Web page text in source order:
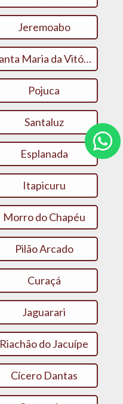
Jeremoabo
Santa Maria da Vitória
Pojuca
Santaluz
Esplanada
Itapicuru
Morro do Chapéu
Pilão Arcado
Curaçá
Jaguarari
Riachão do Jacuípe
Cícero Dantas